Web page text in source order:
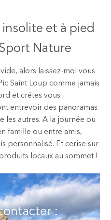
insolite et à pied
Nature
alors laissez-moi vous
Saint Loup comme jamais
et crêtes vous
entrevoir des panoramas
les autres. A la journée ou
famille ou entre amis,
personnalisé. Et cerise sur
locaux au sommet !
: